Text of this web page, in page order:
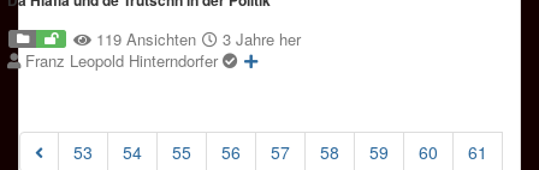
119 Ansichten
3 Jahre her
Franz Leopold Hinterndorfer
53 54 55 56 57 58 59 60
61